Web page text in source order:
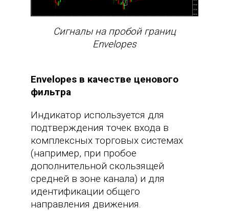
Сигналы на пробой границ
Envelopes
Envelopes в качестве ценового
фильтра
Индикатор используется для
подтверждения точек входа в
комплексных торговых системах
(например, при пробое
дополнительной скользящей
средней в зоне канала) и для
идентификации общего
направления движения.